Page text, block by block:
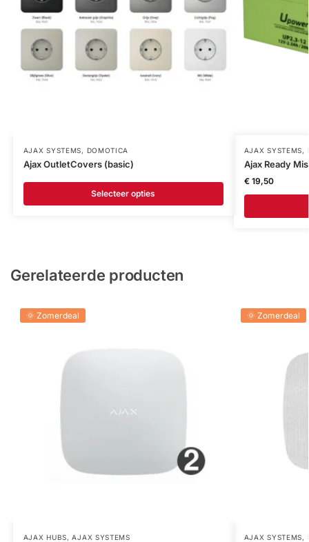
AJAX SYSTEMS, DOMOTICA
Ajax OutletCovers (basic)
Selecteer opties
AJAX SYSTEMS,
Ajax Ready
€19,50
Gerelateerde producten
🌞 Zomerdeal
AJAX HUBS,AJAX SYSTEMS
🌞 Zomerdeal
AJAX SYSTEMS,